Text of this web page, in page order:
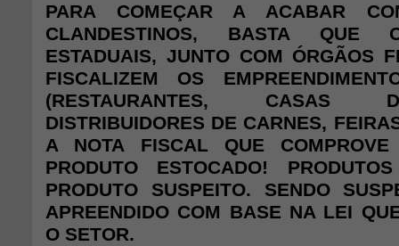
PARA COMEÇAR A ACABAR
CLANDESTINOS, BASTA QUE
ESTADUAIS, JUNTO COM ÓRGÃOS
FISCALIZEM OS
(RESTAURANTES, CASAS
DISTRIBUIDORES DE CARNES,
A NOTA FISCAL QUE
PRODUTO ESTOCADO!
PRODUTO SUSPEITO. SENDO
APREENDIDO COM BASE NA LEI
O SETOR.